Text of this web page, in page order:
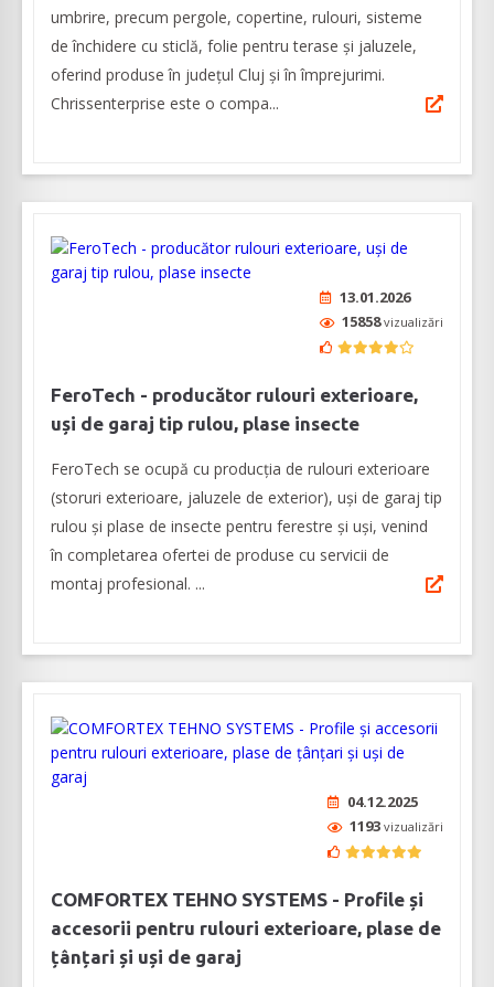
umbrire, precum pergole, copertine, rulouri, sisteme
de închidere cu sticlă, folie pentru terase şi jaluzele,
oferind produse în judeţul Cluj şi în împrejurimi.
Chrissenterprise este o compa...
13.01.2026
15858vizualizări
FeroTech - producător rulouri exterioare,
uși de garaj tip rulou, plase insecte
FeroTech se ocupă cu producția de rulouri exterioare
(storuri exterioare, jaluzele de exterior), uși de garaj tip
rulou și plase de insecte pentru ferestre și uși, venind
în completarea ofertei de produse cu servicii de
montaj profesional. ...
04.12.2025
1193 vizualizări
COMFORTEX TEHNO SYSTEMS - Profile și
accesorii pentru rulouri exterioare, plase de
țânțari și uși de garaj